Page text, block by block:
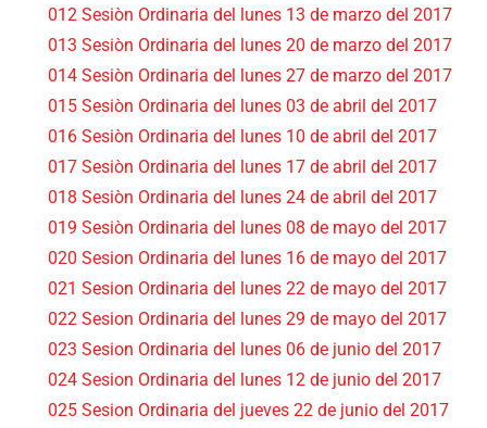
012 Sesiòn Ordinaria del lunes 13 de marzo del 2017
013 Sesiòn Ordinaria del lunes 20 de marzo del 2017
014 Sesiòn Ordinaria del lunes 27 de marzo del 2017
015 Sesiòn Ordinaria del lunes 03 de abril del 2017
016 Sesiòn Ordinaria del lunes 10 de abril del 2017
017 Sesiòn Ordinaria del lunes 17 de abril del 2017
018 Sesiòn Ordinaria del lunes 24 de abril del 2017
019 Sesiòn Ordinaria del lunes 08 de mayo del 2017
020 Sesion Ordinaria del lunes 16 de mayo del 2017
021 Sesion Ordinaria del lunes 22 de mayo del 2017
022 Sesion Ordinaria del lunes 29 de mayo del 2017
023 Sesion Ordinaria del lunes 06 de junio del 2017
024 Sesion Ordinaria del lunes 12 de junio del 2017
025 Sesion Ordinaria del jueves 22 de junio del 2017